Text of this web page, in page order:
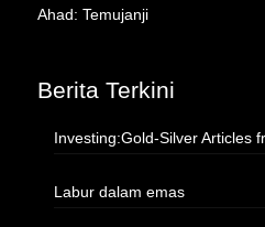
Ahad: Temujanji
Berita Terkini
Investing:Gold-Silver Articles
Labur dalam emas